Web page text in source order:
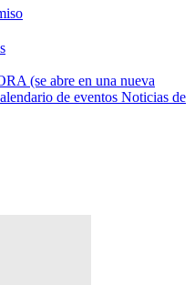
(se abre en una nueva
de eventos Noticias de